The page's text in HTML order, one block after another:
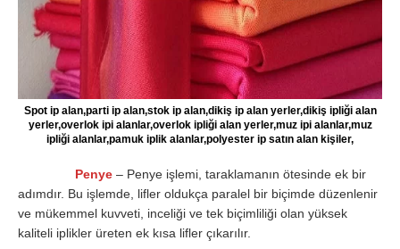
Spot ip alan,parti ip alan,stok ip alan,dikiş ip alan yerler,dikiş ipliği alan
yerler,overlok ipi alanlar,overlok ipliği alan yerler,muz ipi alanlar,muz
ipliği alanlar,pamuk iplik alanlar,polyester ip satın alan kişiler,
Penye – Penye işlemi, taraklamanın ötesinde ek bir
adımdır. Bu işlemde, lifler oldukça paralel bir biçimde düzenlenir
ve mükemmel kuvveti, inceliği ve tek biçimliliği olan yüksek
kaliteli iplikler üreten ek kısa lifler çıkarılır.